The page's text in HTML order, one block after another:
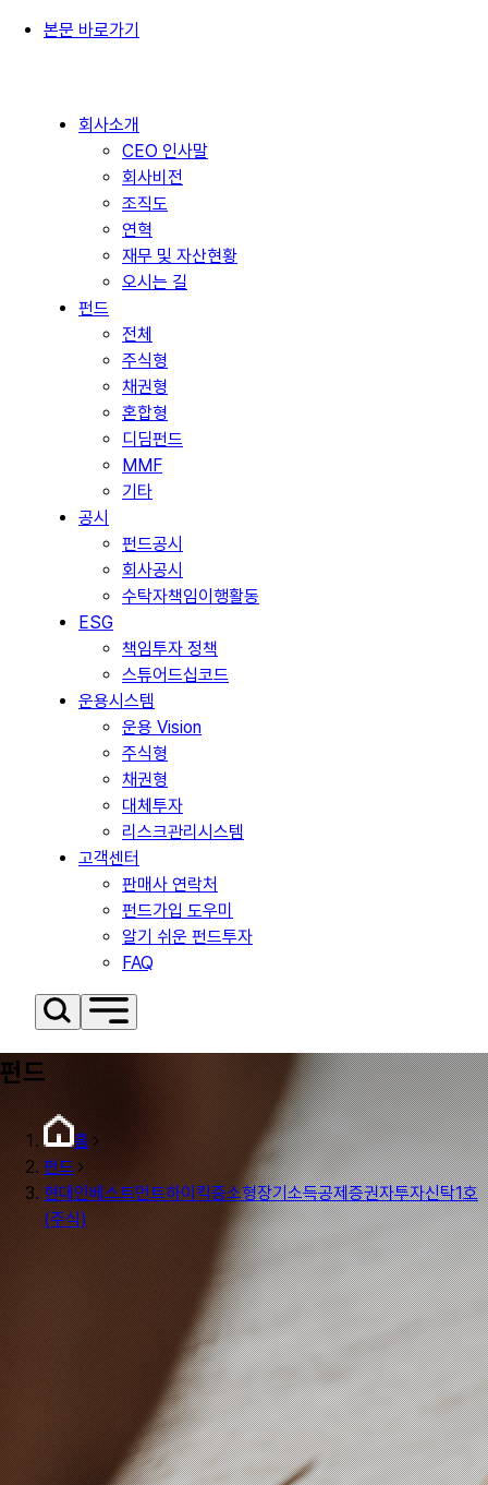
본문 바로가기
회사소개
CEO 인사말
회사비전
조직도
연혁
재무 및 자산현황
오시는 길
펀드
전체
주식형
채권형
혼합형
디딤펀드
MMF
기타
공시
펀드공시
회사공시
수탁자책임이행활동
ESG
책임투자 정책
스튜어드십코드
운용시스템
운용 Vision
주식형
채권형
대체투자
리스크관리시스템
고객센터
판매사 연락처
펀드가입 도우미
알기 쉬운 펀드투자
FAQ
펀드
홈
펀드
현대인베스트먼트하이킥중소형장기소득공제증권자투자신탁1호
(주식)